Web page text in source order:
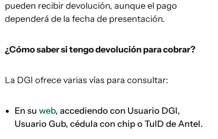
pueden recibir devolución, aunque el pago
dependerá de la fecha de presentación.
¿Cómo saber si tengo devolución para cobrar?
La DGI ofrece varias vías para consultar:
En su web, accediendo con Usuario DGI,
Usuario Gub, cédula con chip o TuID de Antel.